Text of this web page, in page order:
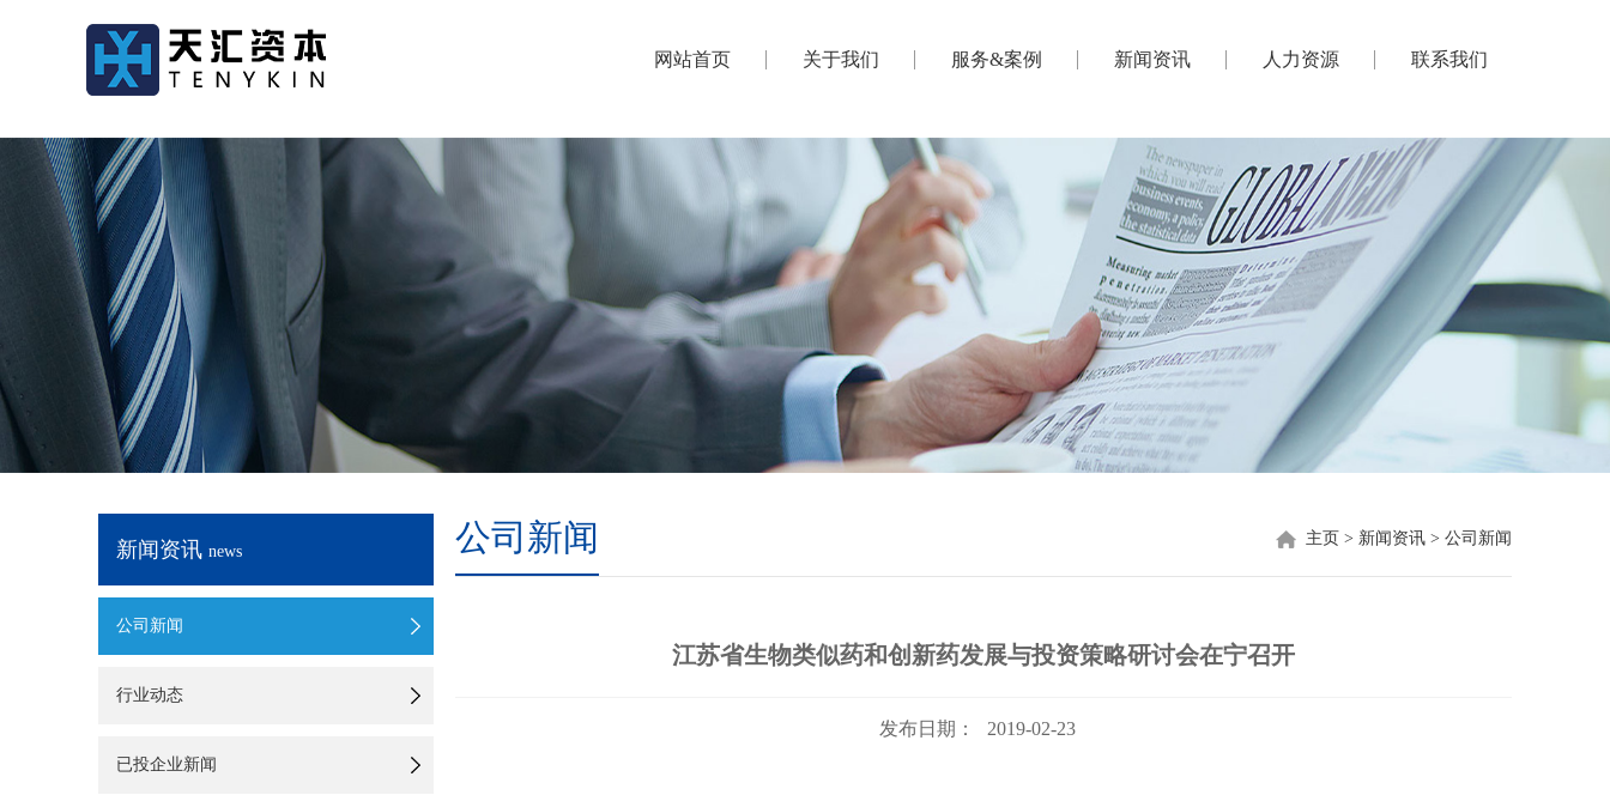
网站首页 关于我们 服务&案例 新闻资讯 人力资源 联系我们
新闻资讯 news
公司新闻
行业动态
已投企业新闻
公司新闻 主页 > 新闻资讯 > 公司新闻
江苏省生物类似药和创新药发展与投资策略研讨会在宁召开
发布日期： 2019-02-23